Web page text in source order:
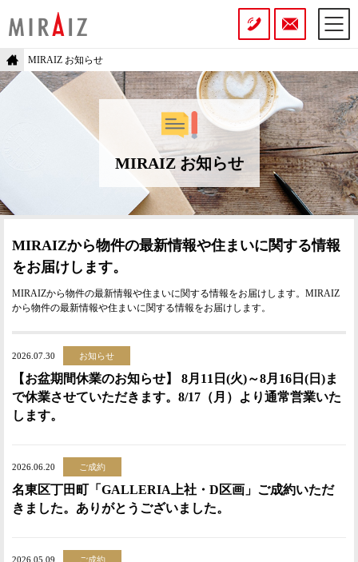
MIRAIZ お知らせ
MIRAIZ お知らせ
MIRAIZから物件の最新情報や住まいに関する情報
をお届けします。
MIRAIZから物件の最新情報や住まいに関する情報をお届けします。MIRAIZ
から物件の最新情報や住まいに関する情報をお届けします。
2026.07.30 お知らせ
【お盆期間休業のお知らせ】 8月11日(火)～8月16日(日)ま
で休業させていただきます。8/17（月）より通常営業いた
します。
2026.06.20 ご成約
名東区丁田町「GALLERIA上社・D区画」ご成約いただ
きました。ありがとうございました。
2026.05.09 ご成約